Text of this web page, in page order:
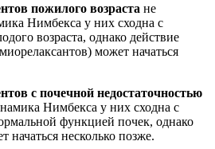
пожилого возраста не
Нимбекса у них сходна с
возраста, однако действие
может начаться
с почечной недостаточностью
Нимбекса у них сходна с
функцией почек, однако
начаться несколько позже.